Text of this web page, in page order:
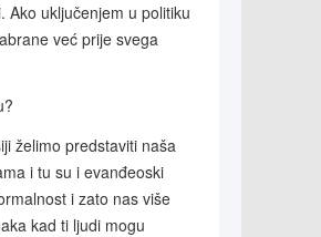
Ako uključenjem u politiku
već prije svega
želimo predstaviti naša
i tu su i evanđeoski
i zato nas više
kad ti ljudi mogu